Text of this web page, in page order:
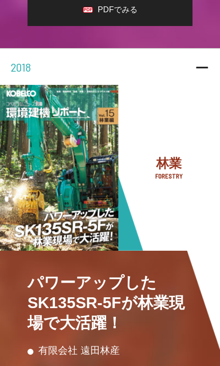
PDFでみる
2018
林業
FORESTRY
パワーアップした
SK135SR-5Fが林業現
場で大活躍！
有限会社 遠田林産